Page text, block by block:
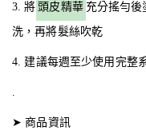
3. 將 頭皮精華 充分搖勻
洗，再將髮絲吹乾
4. 建議每週至少使用完整
➤ 商品資訊